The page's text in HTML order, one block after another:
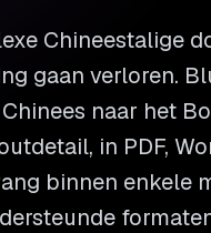
Chineestalige
gaan verloren.
naar het
in PDF,
binnen enkele